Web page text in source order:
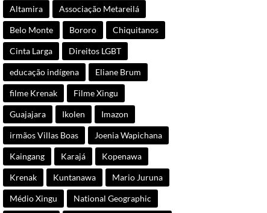
Altamira Associação Metareilá
Belo Monte Bororo Chiquitanos
Cinta Larga Direitos LGBT
educação indígena Eliane Brum
filme Krenak Filme Xingu
Guajajara Ikolen Imazon
irmãos Villas Boas Joenia Wapichana
Kaingang Karajá Kopenawa
Krenak Kuntanawa Mario Juruna
Médio Xingu National Geographic